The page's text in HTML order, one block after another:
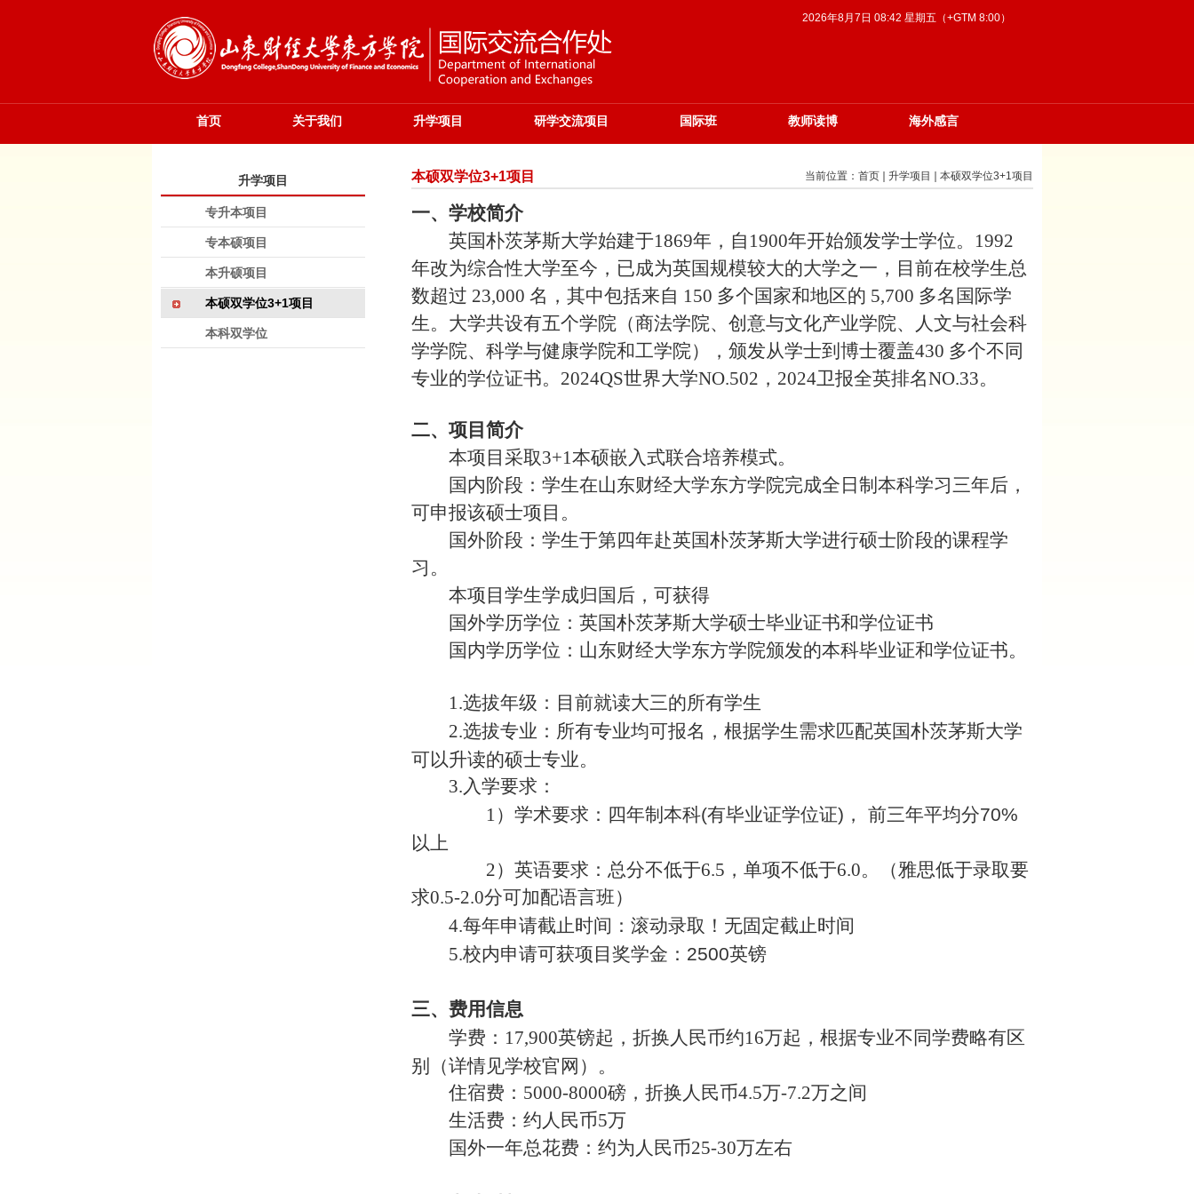
2026年8月7日 08:42 星期五（+GTM 8:00）
首页 关于我们 升学项目 研学交流项目 国际班 教师读博 海外感言
升学项目
专升本项目
专本硕项目
本升硕项目
本硕双学位3+1项目
本科双学位
本硕双学位3+1项目 当前位置： 首页 升学项目 本硕双学位3+1项目
一、学校简介
英国朴茨茅斯大学始建于1869年，自1900年开始颁发学士学位。1992
年改为综合性大学至今，已成为英国规模较大的大学之一，目前在校学生总
数超过 23,000 名，其中包括来自 150 多个国家和地区的 5,700 多名国际学
生。大学共设有五个学院（商法学院、创意与文化产业学院、人文与社会科
学学院、科学与健康学院和工学院），颁发从学士到博士覆盖430 多个不同
专业的学位证书。2024QS世界大学NO.502，2024卫报全英排名NO.33。
二、项目简介
本项目采取3+1本硕嵌入式联合培养模式。
国内阶段：学生在山东财经大学东方学院完成全日制本科学习三年后，
可申报该硕士项目。
国外阶段：学生于第四年赴英国朴茨茅斯大学进行硕士阶段的课程学
习。
本项目学生学成归国后，可获得
国外学历学位：英国朴茨茅斯大学硕士毕业证书和学位证书
国内学历学位：山东财经大学东方学院颁发的本科毕业证和学位证书。
1.选拔年级： 目前就读大三的所有学生
2.选拔专业：所有专业均可报名 ，根据学生需求匹配英国朴茨茅斯大学
可以升读的硕士专业。
3.入学要求：
1）学术要求： 四年制本科(有毕业证学位证) ， 前三年平均分70%
以上
2）英语要求：总分不低于6.5，单项不低于6.0。（雅思低于录取要
求0.5-2.0分可加配语言班）
4.每年申请截止时间： 滚动录取！无固定截止时间
5.校内申请可获项目奖学金： 2500英镑
三、费用信息
学费：17,900英镑起，折换人民币约16万起，根据专业不同学费略有区
别（详情见学校官网）。
住宿费：5000-8000磅，折换人民币4.5万-7.2万之间
生活费：约人民币5万
国外一年总花费：约为人民币25-30万左右